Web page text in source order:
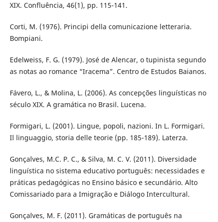
XIX. Confluência, 46(1), pp. 115-141.
Corti, M. (1976). Principi della comunicazione letteraria.
Bompiani.
Edelweiss, F. G. (1979). José de Alencar, o tupinista segundo
as notas ao romance “Iracema”. Centro de Estudos Baianos.
Fávero, L., & Molina, L. (2006). As concepções linguísticas no
século XIX. A gramática no Brasil. Lucena.
Formigari, L. (2001). Lingue, popoli, nazioni. In L. Formigari.
Il linguaggio, storia delle teorie (pp. 185-189). Laterza.
Gonçalves, M.C. P. C., & Silva, M. C. V. (2011). Diversidade
linguística no sistema educativo português: necessidades e
práticas pedagógicas no Ensino básico e secundário. Alto
Comissariado para a Imigração e Diálogo Intercultural.
Gonçalves, M. F. (2011). Gramáticas de português na